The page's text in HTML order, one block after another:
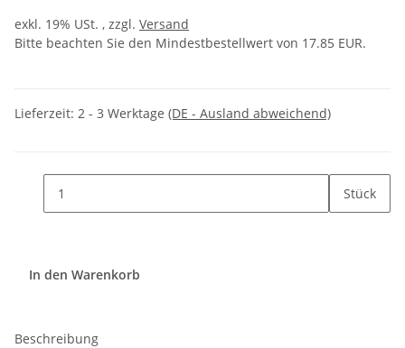
exkl. 19% USt. , zzgl. Versand
Bitte beachten Sie den Mindestbestellwert von 17.85 EUR.
Lieferzeit: 2 - 3 Werktage (DE - Ausland abweichend)
Stück
In den Warenkorb
Beschreibung